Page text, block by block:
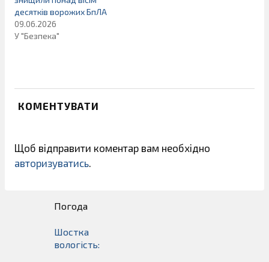
десятків ворожих БпЛА
09.06.2026
У "Безпека"
КОМЕНТУВАТИ
Щоб відправити коментар вам необхідно
авторизуватись.
Погода
Шостка
вологість: